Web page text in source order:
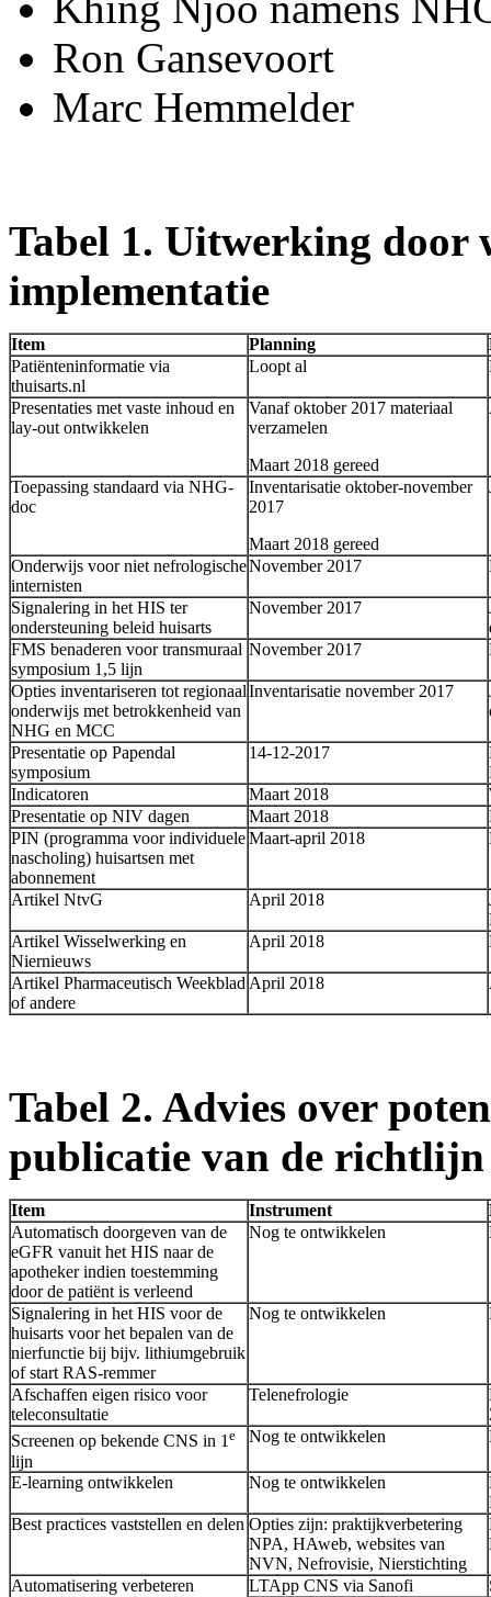
Ron Gansevoort
Marc Hemmelder
Tabel 1. Uitwerking door
implementatie
Item Planning
Patiënteninformatie via
thuisarts.nl
Loopt al
Presentaties met vaste inhoud en
lay-out ontwikkelen
Vanaf oktober 2017 materiaal
verzamelen
Maart 2018 gereed
Toepassing standaard via NHG-
doc
Inventarisatie oktober-november
2017
Maart 2018 gereed
Onderwijs voor niet nefrologische
internisten
November 2017
Signalering in het HIS ter
ondersteuning beleid huisarts
November 2017
FMS benaderen voor transmuraal
symposium 1,5 lijn
November 2017
Opties inventariseren tot regionaal
onderwijs met betrokkenheid van
NHG en MCC
Inventarisatie november 2017
Presentatie op Papendal
symposium
14-12-2017
Indicatoren
Maart 2018
Presentatie op NIV dagen
Maart 2018
PIN (programma voor individuele
nascholing) huisartsen met
abonnement
Maart-april 2018
Artikel NtvG April 2018
Artikel Wisselwerking en
Niernieuws
April 2018
Artikel Pharmaceutisch Weekblad
of andere
April 2018
Tabel 2. Advies over
publicatie van de richtlijn
Item Instrument
Automatisch doorgeven van de
eGFR vanuit het HIS naar de
apotheker indien toestemming
door de patiënt is verleend
Nog te ontwikkelen
Signalering in het HIS voor de
huisarts voor het bepalen van de
nierfunctie bij bijv. lithiumgebruik
of start RAS-remmer
Nog te ontwikkelen
Afschaffen eigen risico voor
teleconsultatie
Telenefrologie
Screenen op bekende CNS in 1e
lijn
Nog te ontwikkelen
E-learning ontwikkelen Nog te ontwikkelen
Best practices vaststellen en delen Opties zijn: praktijkverbetering
NPA, HAweb, websites van
NVN, Nefrovisie, Nierstichting
Automatisering verbeteren LTApp CNS via Sanofi